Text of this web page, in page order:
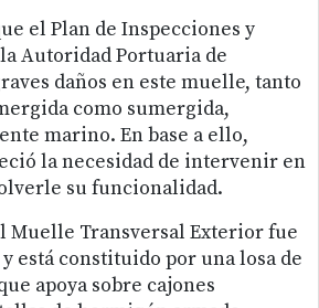
el Plan de Inspecciones y
Autoridad Portuaria de
daños en este muelle, tanto
como sumergida,
marino. En base a ello,
la necesidad de intervenir en
su funcionalidad.
Muelle Transversal Exterior fue
está constituido por una losa de
apoya sobre cajones